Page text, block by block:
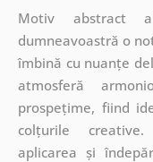
Motiv abstract
dumneavoastră o
îmbină cu nuanțe
atmosferă
prospețime, fiind
colțurile
aplicarea și